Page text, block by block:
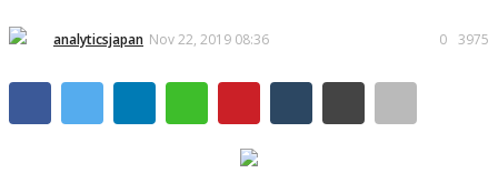
analyticsjapan Nov 22, 2019 08:36 3975
0